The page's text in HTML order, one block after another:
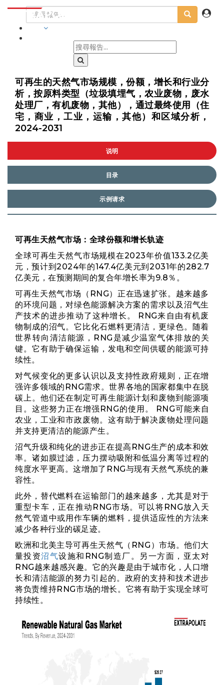
可再生的天然气市场规模，份额，增长和行业分
析，按原料类型（垃圾填埋气，农业废物，废水
处理厂，有机废物，其他），通过最终使用（住
宅，商业，工业，运输，其他）和区域分析，
2024-2031
说明
目录
示例请求
可再生天然气市场：全球份额和增长轨迹
全球可再生天然气市场规模在2023年价值133.2亿美
元，预计到2024年的147.4亿美元到2031年的282.7
亿美元，在预测期间的复合年增长率为9.8％。
可再生天然气市场（RNG）正在迅速扩张。越来越多
的环境问题，对绿色能源解决方案的需求以及沼气生
产技术的进步推动了这种增长。 RNG来自由有机废
物制成的沼气。它比化石燃料更清洁，更绿色。随着
世界转向清洁能源，RNG是减少温室气体排放的关
键。它有助于确保运输，发电和空间供暖的能源可持
续性。
对气候变化的更多认识以及支持性政府规则，正在增
强许多领域的RNG需求。世界各地的国家都集中在脱
碳上。他们还在制定可再生能源计划和废物到能源项
目。这些努力正在增强RNG的使用。 RNG可能来自
农业，工业和市政废物。这有助于解决废物处理问题
并支持更清洁的能源产生。
沼气升级和纯化的进步正在提高RNG生产的成本和效
率。诸如膜过滤，压力摆动吸附和低温分离等过程的
纯度水平更高。这增加了RNG与现有天然气系统的兼
容性。
此外，替代燃料在运输部门的越来越多，尤其是对于
重型卡车，正在推动RNG市场。可以将RNG放入天
然气管道中或用作车辆的燃料，提供适应性的方法来
减少各种行业的碳足迹。
欧洲和北美主导可再生天然气（RNG）市场。他们大
量投资沼气设施和RNG制造厂。另一方面，亚太对
RNG越来越感兴趣。它的兴趣是由于城市化，人口增
长和清洁能源的努力引起的。政府的支持和技术进步
将负责维持RNG市场的增长。它将有助于实现全球可
持续性。